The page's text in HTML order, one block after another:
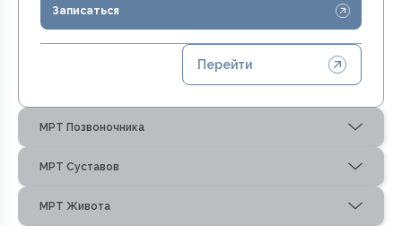
Записаться
Перейти
МРТ Позвоночника
МРТ Суставов
МРТ Живота